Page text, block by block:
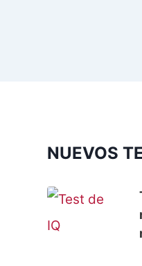
NUEVOS